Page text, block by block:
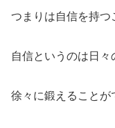
つまりは自信を持つ
自信というのは日
徐々に鍛えることが